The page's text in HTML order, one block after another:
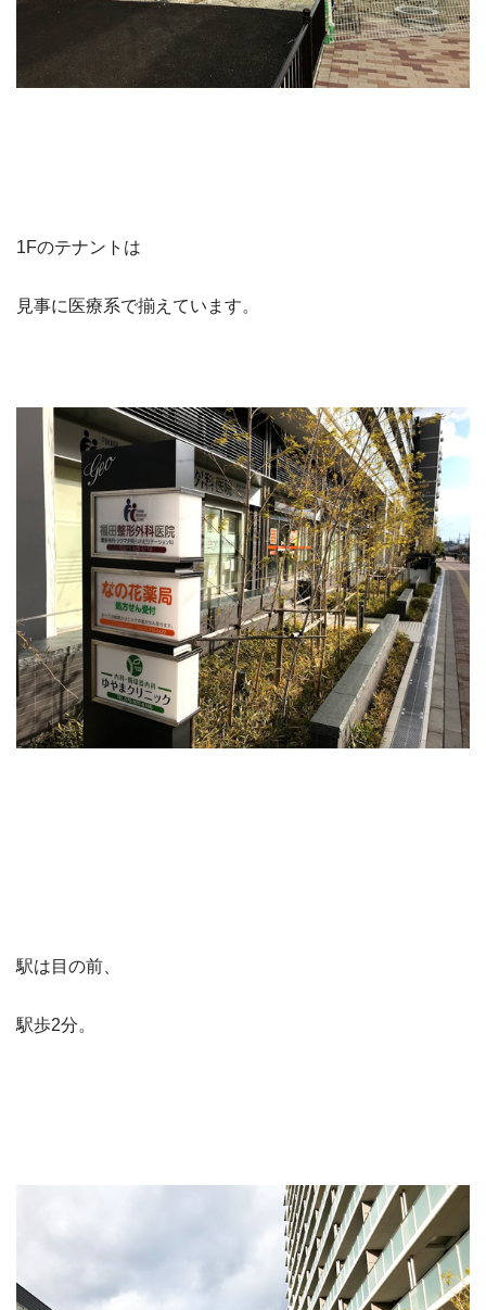
1Fのテナントは
見事に医療系で揃えています。
駅は目の前、
駅歩2分。